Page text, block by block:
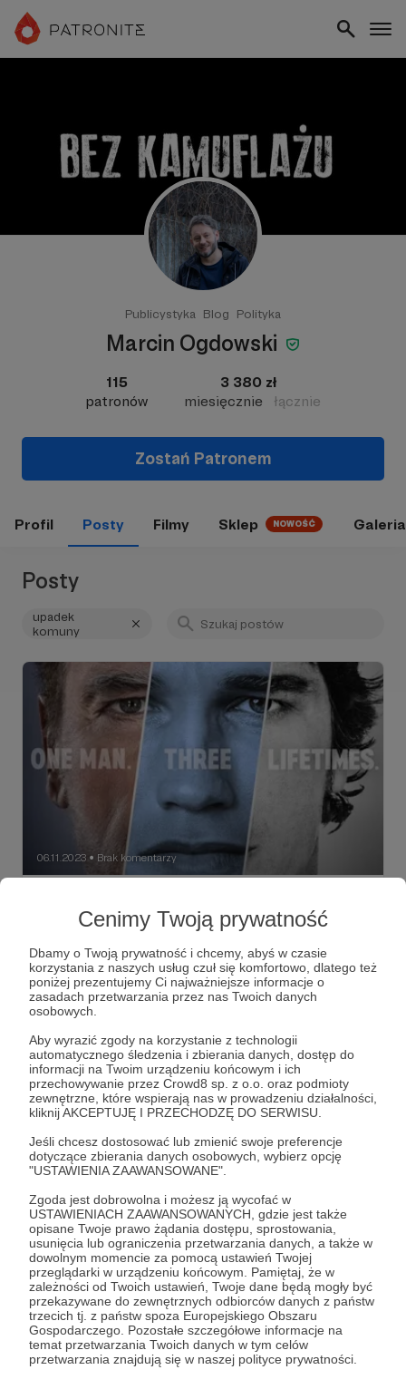
Cenimy Twoją prywatność
Dbamy o Twoją prywatność i chcemy, abyś w czasie
korzystania z naszych usług czuł się komfortowo, dlatego też
poniżej prezentujemy Ci najważniejsze informacje o
zasadach przetwarzania przez nas Twoich danych
osobowych.
Aby wyrazić zgody na korzystanie z technologii
automatycznego śledzenia i zbierania danych, dostęp do
informacji na Twoim urządzeniu końcowym i ich
przechowywanie przez Crowd8 sp. z o.o. oraz podmioty
zewnętrzne, które wspierają nas w prowadzeniu działalności,
kliknij AKCEPTUJĘ I PRZECHODZĘ DO SERWISU.
Jeśli chcesz dostosować lub zmienić swoje preferencje
dotyczące zbierania danych osobowych, wybierz opcję
"USTAWIENIA ZAAWANSOWANE".
Zgoda jest dobrowolna i możesz ją wycofać w
USTAWIENIACH ZAAWANSOWANYCH, gdzie jest także
opisane Twoje prawo żądania dostępu, sprostowania,
usunięcia lub ograniczenia przetwarzania danych, a także w
dowolnym momencie za pomocą ustawień Twojej
przeglądarki w urządzeniu końcowym. Pamiętaj, że w
zależności od Twoich ustawień, Twoje dane będą mogły być
przekazywane do zewnętrznych odbiorców danych z państw
trzecich tj. z państw spoza Europejskiego Obszaru
Gospodarczego. Pozostałe szczegółowe informacje na
temat przetwarzania Twoich danych w tym celów
przetwarzania znajdują się w naszej polityce prywatności.
Publicystyka Blog Polityka
Marcin Ogdowski
115
patronów
3 380 zł
miesięcznie
łącznie
Zostań Patronem
Profil Posty Filmy Sklep NOWOŚĆ Galeria
Posty
upadek
komuny
06.11.2023 ● Brak komentarzy
Kino akcji lat 80. i 90. – z tym swoim przerysowaniem,
którego mięśnie superbohaterów były uosobieniem – źle
się zestarzało. Nie zmienia to faktu, że Arnold
Schwarzenegger i Sylwester Stallone to bohaterowie
mojej wczesnej młodości.
Arnold Schwarzenegger Sylwester Stallone
Kino akcji lat 80. i 90.
Dołącz do grona Patronów!
Wesprzyj działalność AutoraMarcin Ogdowskijuż
teraz!
Zostań Patronem